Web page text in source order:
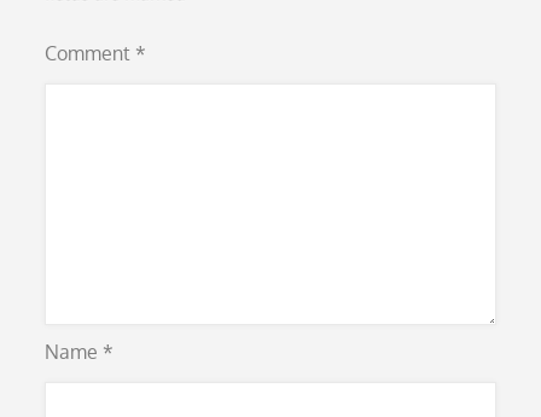
Comment *
Name *